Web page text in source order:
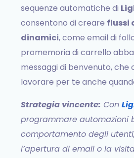
sequenze automatiche di
consentono di creare flussi
dinamici, come email di
promemoria di carrello
messaggi di benvenuto, che
lavorare per te anche
Strategia vincente: Con
programmare automazioni
comportamento degli
l’apertura di email o la